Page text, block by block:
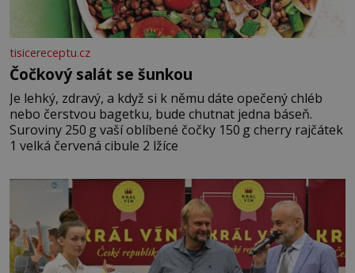
tisicereceptu.cz
Čočkový salát se šunkou
Je lehký, zdravý, a když si k němu dáte opečený chléb
nebo čerstvou bagetku, bude chutnat jedna báseň.
Suroviny 250 g vaší oblíbené čočky 150 g cherry rajčátek
1 velká červená cibule 2 lžíce